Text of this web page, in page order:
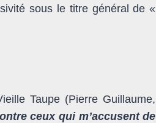
sous le titre général de «
Taupe (Pierre Guillaume,
ceux qui m’accusent de